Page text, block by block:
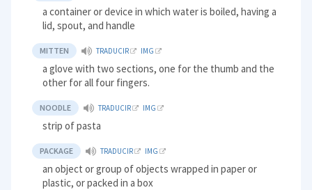
a container or device in which water is boiled, having a
lid, spout, and handle
MITTEN TRADUCIR IMG
a glove with two sections, one for the thumb and the
other for all four fingers.
NOODLE TRADUCIR IMG
strip of pasta
PACKAGE TRADUCIR IMG
an object or group of objects wrapped in paper or
plastic, or packed in a box